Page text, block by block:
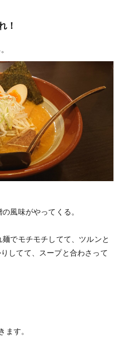
！
風味がやってくる。
でモチモチしてて、ツルンと
してて、スープと合わさって
ます。